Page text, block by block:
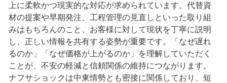
上に柔軟かつ現実的な対応が求められています。代替資
材の提案や早期発注、工程管理の見直しといった取り組
みはもちろんのこと、お客様に対して現状を丁寧に説明
し、正しい情報を共有する姿勢が重要です。「なぜ遅れ
るのか」「なぜ価格が上がるのか」を理解していただく
ことが、不安の軽減と信頼関係の維持につながります。
ナフサショックは中東情勢とも密接に関係しており、短